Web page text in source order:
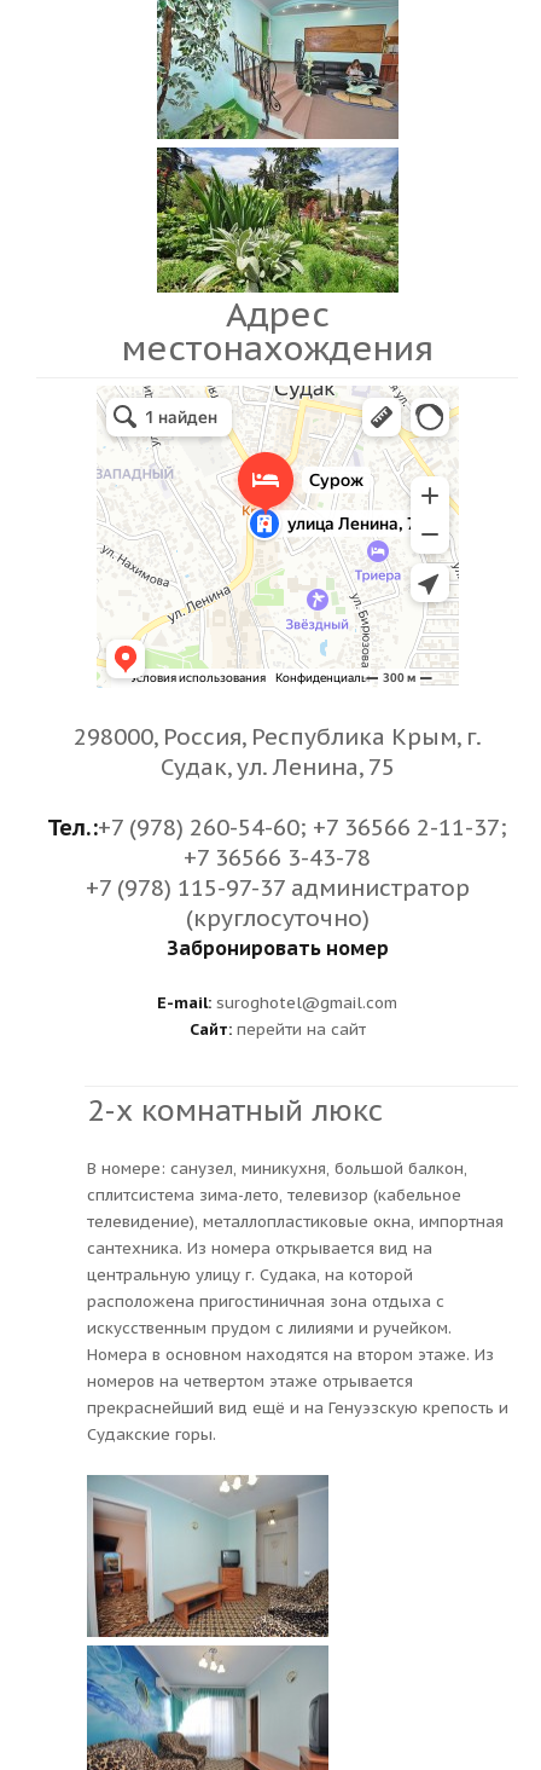
Адрес
местонахождения
298000, Россия, Республика Крым, г.
Судак, ул. Ленина, 75
Тел.:+7 (978) 260-54-60; +7 36566 2-11-37;
+7 36566 3-43-78
+7 (978) 115-97-37 администратор
(круглосуточно)
Забронировать номер
E-mail: suroghotel@gmail.com
Сайт: перейти на сайт
2-х комнатный люкс
В номере: санузел, миникухня, большой балкон,
сплитсистема зима-лето, телевизор (кабельное
телевидение), металлопластиковые окна, импортная
сантехника. Из номера открывается вид на
центральную улицу г. Судака, на которой
расположена пригостиничная зона отдыха с
искусственным прудом с лилиями и ручейком.
Номера в основном находятся на втором этаже. Из
номеров на четвертом этаже отрывается
прекраснейший вид ещё и на Генуэзскую крепость и
Судакские горы.